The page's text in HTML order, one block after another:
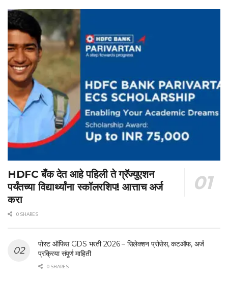
HDFC बँक देत आहे पहिली ते ग्रॅज्युएशन
पर्यंतच्या विद्यार्थ्यांना स्कॉलरशिप! आत्ताच अर्ज
करा
0 SHARES
पोस्ट ऑफिस GDS भरती 2026 – सिलेक्शन प्रोसेस, कटऑफ, अर्ज
प्रक्रिया संपूर्ण माहिती
0 SHARES